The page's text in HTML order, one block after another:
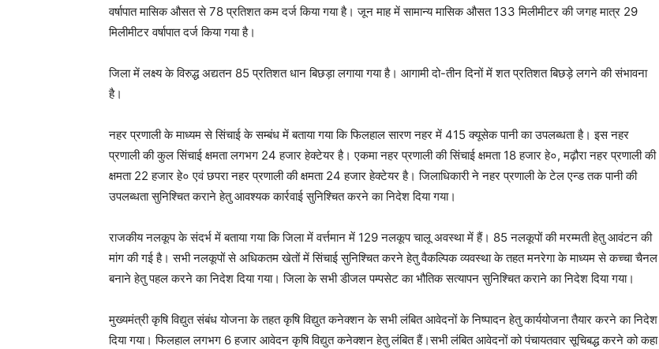
वर्षापात मासिक औसत से 78 प्रतिशत कम दर्ज किया गया है। जून माह में सामान्य मासिक औसत 133 मिलीमीटर की जगह मात्र 29
मिलीमीटर वर्षापात दर्ज किया गया है।
जिला में लक्ष्य के विरुद्ध अद्यतन 85 प्रतिशत धान बिछड़ा लगाया गया है। आगामी दो-तीन दिनों में शत प्रतिशत बिछड़े लगने की संभावना
है।
नहर प्रणाली के माध्यम से सिंचाई के सम्बंध में बताया गया कि फिलहाल सारण नहर में 415 क्यूसेक पानी का उपलब्धता है। इस नहर
प्रणाली की कुल सिंचाई क्षमता लगभग 24 हजार हेक्टेयर है। एकमा नहर प्रणाली की सिंचाई क्षमता 18 हजार हे०, मढ़ौरा नहर प्रणाली की
क्षमता 22 हजार हे० एवं छपरा नहर प्रणाली की क्षमता 24 हजार हेक्टेयर है। जिलाधिकारी ने नहर प्रणाली के टेल एन्ड तक पानी की
उपलब्धता सुनिश्चित कराने हेतु आवश्यक कार्रवाई सुनिश्चित करने का निदेश दिया गया।
राजकीय नलकूप के संदर्भ में बताया गया कि जिला में वर्त्तमान में 129 नलकूप चालू अवस्था में हैं। 85 नलकूपों की मरम्मती हेतु आवंटन की
मांग की गई है। सभी नलकूपों से अधिकतम खेतों में सिंचाई सुनिश्चित करने हेतु वैकल्पिक व्यवस्था के तहत मनरेगा के माध्यम से कच्चा चैनल
बनाने हेतु पहल करने का निदेश दिया गया। जिला के सभी डीजल पम्पसेट का भौतिक सत्यापन सुनिश्चित कराने का निदेश दिया गया।
मुख्यमंत्री कृषि विद्युत संबंध योजना के तहत कृषि विद्युत कनेक्शन के सभी लंबित आवेदनों के निष्पादन हेतु कार्ययोजना तैयार करने का निदेश
दिया गया। फिलहाल लगभग 6 हजार आवेदन कृषि विद्युत कनेक्शन हेतु लंबित हैं।सभी लंबित आवेदनों को पंचायतवार सूचिबद्ध करने को कहा